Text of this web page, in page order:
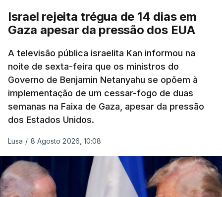
israelita, que nos últimos tempos vem dando conta
de que o líder supremo iraniano estará em estado
crítico na sequência do bombardeamento que no
último dia de fevereiro passado matou o pai, o
ayatollah Ali Khamenei, e outros membros da
família.
As imagens mostram Mojtaba Khamenei no que
indicação adicional.
ERRO 100
Israel rejeita trégua de 14 dias em
Gaza apesar da pressão dos EUA
A televisão pública israelita Kan informou na
noite de sexta-feira que os ministros do
Governo de Benjamin Netanyahu se opõem à
implementação de um cessar-fogo de duas
semanas na Faixa de Gaza, apesar da pressão
dos Estados Unidos.
Lusa / 8 Agosto 2026, 10:08